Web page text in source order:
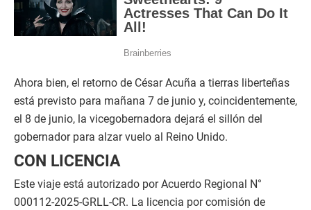
Ahora bien, el retorno de César Acuña a tierras liberteñas
está previsto para mañana 7 de junio y, coincidentemente,
el 8 de junio, la vicegobernadora dejará el sillón del
gobernador para alzar vuelo al Reino Unido.
CON LICENCIA
Este viaje está autorizado por Acuerdo Regional N°
000112-2025-GRLL-CR. La licencia por comisión de